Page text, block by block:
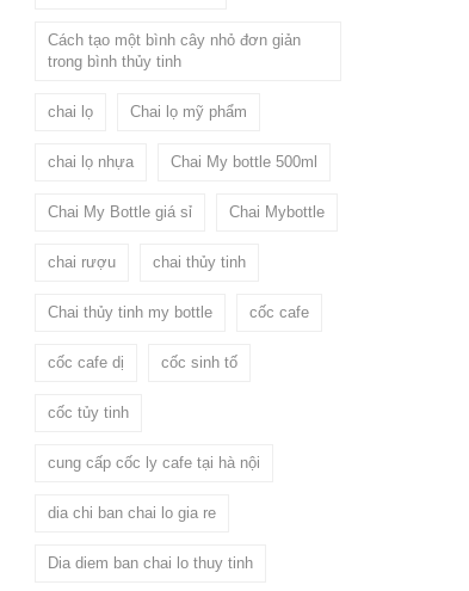
Cách tạo một bình cây nhỏ đơn giản
trong bình thủy tinh
chai lọ Chai lọ mỹ phẩm
chai lọ nhựa Chai My bottle 500ml
Chai My Bottle giá sỉ Chai Mybottle
chai rượu chai thủy tinh
Chai thủy tinh my bottle cốc cafe
cốc cafe dị cốc sinh tố
cốc tủy tinh
cung cấp cốc ly cafe tại hà nội
dia chi ban chai lo gia re
Dia diem ban chai lo thuy tinh